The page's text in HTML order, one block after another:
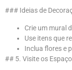
### Ideias de
Crie um mural
Use itens que
Inclua flores e
## 5. Visite os